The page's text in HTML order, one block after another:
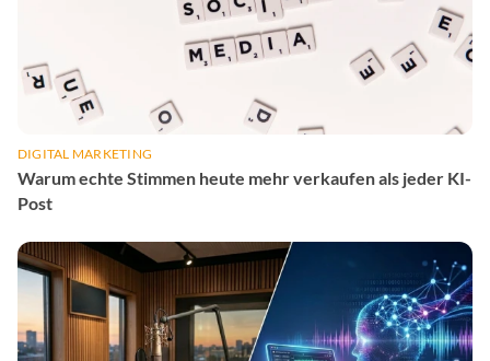
DIGITAL MARKETING
Warum echte Stimmen heute mehr verkaufen als jeder KI-
Post